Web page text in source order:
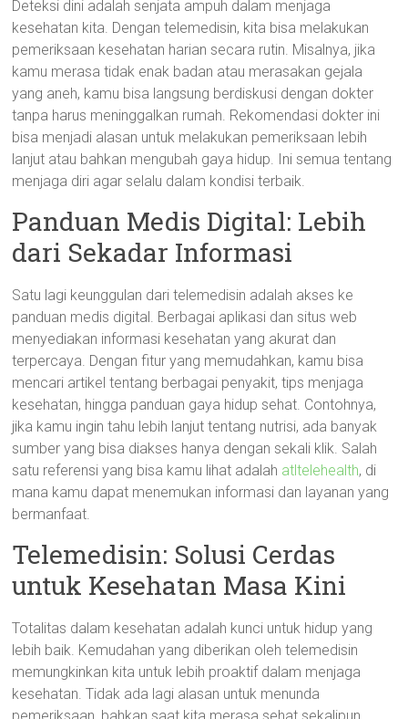
Deteksi dini adalah senjata ampuh dalam menjaga
kesehatan kita. Dengan telemedisin, kita bisa melakukan
pemeriksaan kesehatan harian secara rutin. Misalnya, jika
kamu merasa tidak enak badan atau merasakan gejala
yang aneh, kamu bisa langsung berdiskusi dengan dokter
tanpa harus meninggalkan rumah. Rekomendasi dokter ini
bisa menjadi alasan untuk melakukan pemeriksaan lebih
lanjut atau bahkan mengubah gaya hidup. Ini semua tentang
menjaga diri agar selalu dalam kondisi terbaik.
Panduan Medis Digital: Lebih
dari Sekadar Informasi
Satu lagi keunggulan dari telemedisin adalah akses ke
panduan medis digital. Berbagai aplikasi dan situs web
menyediakan informasi kesehatan yang akurat dan
terpercaya. Dengan fitur yang memudahkan, kamu bisa
mencari artikel tentang berbagai penyakit, tips menjaga
kesehatan, hingga panduan gaya hidup sehat. Contohnya,
jika kamu ingin tahu lebih lanjut tentang nutrisi, ada banyak
sumber yang bisa diakses hanya dengan sekali klik. Salah
satu referensi yang bisa kamu lihat adalah atltelehealth, di
mana kamu dapat menemukan informasi dan layanan yang
bermanfaat.
Telemedisin: Solusi Cerdas
untuk Kesehatan Masa Kini
Totalitas dalam kesehatan adalah kunci untuk hidup yang
lebih baik. Kemudahan yang diberikan oleh telemedisin
memungkinkan kita untuk lebih proaktif dalam menjaga
kesehatan. Tidak ada lagi alasan untuk menunda